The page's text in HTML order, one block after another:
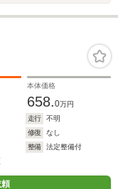
本体価格
658.0万円
走行
不明
修復
なし
整備
法定整備付